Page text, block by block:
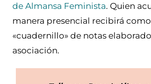
de Almansa Feminista. Quien
manera presencial recibirá
«cuadernillo» de notas
asociación.